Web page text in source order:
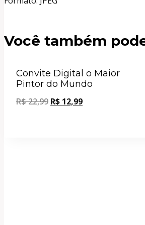
Você também
Convite Digital o Maior
Pintor do Mundo
R$22,99 R$ 12,99